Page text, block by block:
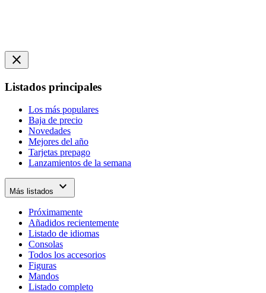
close
Listados principales
Los más populares
Baja de precio
Novedades
Mejores del año
Tarjetas prepago
Lanzamientos de la semana
Más listados expand_more
Próximamente
Añadidos recientemente
Listado de idiomas
Consolas
Todos los accesorios
Figuras
Mandos
Listado completo